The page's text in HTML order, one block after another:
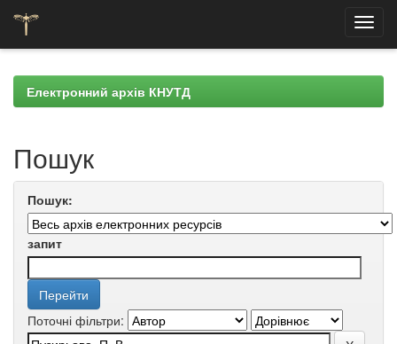
navigationЕлектронний архів КНУТД
Пошук
Пошук:
запит
Поточні фільтри: